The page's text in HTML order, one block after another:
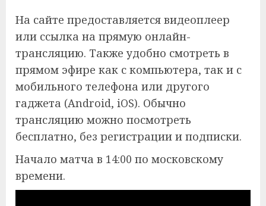
На сайте предоставляется видеоплеер
или ссылка на прямую онлайн-
трансляцию. Также удобно смотреть в
прямом эфире как с компьютера, так и с
мобильного телефона или другого
гаджета (Android, iOS). Обычно
трансляцию можно посмотреть
бесплатно, без регистрации и подписки.
Начало матча в 14:00 по московскому
времени.